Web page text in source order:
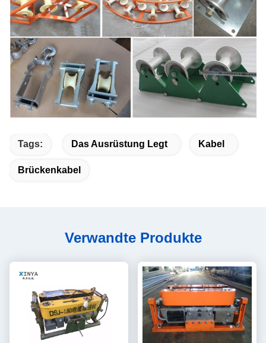
Tags: Das Ausrüstung Legt Kabel
Brückenkabel
Verwandte Produkte